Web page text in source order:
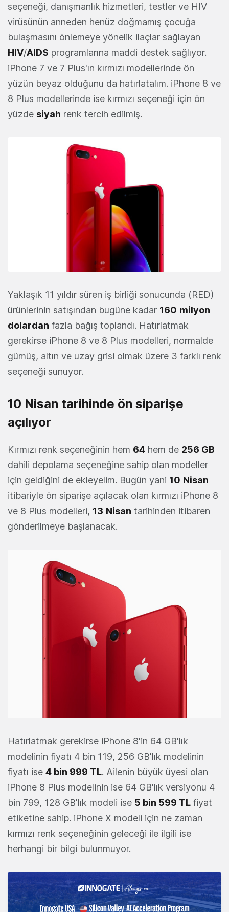
seçeneği, danışmanlık hizmetleri, testler ve HIV
virüsünün anneden henüz doğmamış çocuğa
bulaşmasını önlemeye yönelik ilaçlar sağlayan
HIV/AIDS programlarına maddi destek sağlıyor.
iPhone 7 ve 7 Plus'ın kırmızı modellerinde ön
yüzün beyaz olduğunu da hatırlatalım. iPhone 8 ve
8 Plus modellerinde ise kırmızı seçeneği için ön
yüzde siyah renk tercih edilmiş.
Yaklaşık 11 yıldır süren iş birliği sonucunda (RED)
ürünlerinin satışından bugüne kadar 160 milyon
dolardan fazla bağış toplandı. Hatırlatmak
gerekirse iPhone 8 ve 8 Plus modelleri, normalde
gümüş, altın ve uzay grisi olmak üzere 3 farklı renk
seçeneği sunuyor.
10 Nisan tarihinde ön siparişe
açılıyor
Kırmızı renk seçeneğinin hem 64 hem de 256 GB
dahili depolama seçeneğine sahip olan modeller
için geldiğini de ekleyelim. Bugün yani 10 Nisan
itibariyle ön siparişe açılacak olan kırmızı iPhone 8
ve 8 Plus modelleri, 13 Nisan tarihinden itibaren
gönderilmeye başlanacak.
Hatırlatmak gerekirse iPhone 8'in 64 GB'lık
modelinin fiyatı 4 bin 119, 256 GB'lık modelinin
fiyatı ise 4 bin 999 TL. Ailenin büyük üyesi olan
iPhone 8 Plus modelinin ise 64 GB'lık versiyonu 4
bin 799, 128 GB'lık modeli ise 5 bin 599 TL fiyat
etiketine sahip. iPhone X modeli için ne zaman
kırmızı renk seçeneğinin geleceği ile ilgili ise
herhangi bir bilgi bulunmuyor.